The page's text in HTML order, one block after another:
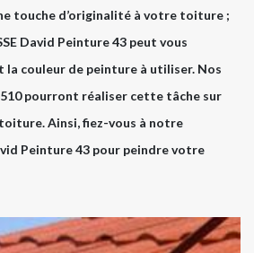
touche d’originalité à votre toiture ;
David Peinture 43 peut vous
la couleur de peinture à utiliser. Nos
pourront réaliser cette tâche sur
Ainsi, fiez-vous à notre
Peinture 43 pour peindre votre